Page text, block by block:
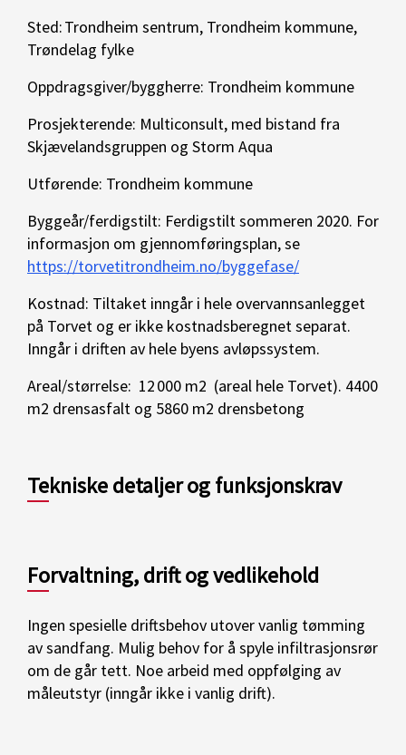
Sted: Trondheim sentrum, Trondheim kommune,
Trøndelag fylke
Oppdragsgiver/byggherre: Trondheim kommune
Prosjekterende: Multiconsult, med bistand fra
Skjævelandsgruppen og Storm Aqua
Utførende: Trondheim kommune
Byggeår/ferdigstilt: Ferdigstilt sommeren 2020. For
informasjon om gjennomføringsplan, se
https://torvetitrondheim.no/byggefase/
Kostnad: Tiltaket inngår i hele overvannsanlegget
på Torvet og er ikke kostnadsberegnet separat.
Inngår i driften av hele byens avløpssystem.
Areal/størrelse: 12 000 m2 (areal hele Torvet). 4400
m2 drensasfalt og 5860 m2 drensbetong
Tekniske detaljer og funksjonskrav
Forvaltning, drift og vedlikehold
Ingen spesielle driftsbehov utover vanlig tømming
av sandfang. Mulig behov for å spyle infiltrasjonsrør
om de går tett. Noe arbeid med oppfølging av
måleutstyr (inngår ikke i vanlig drift).